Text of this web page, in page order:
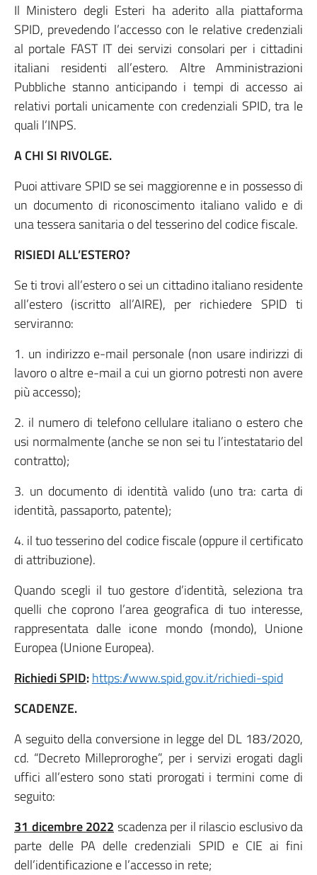
Il Ministero degli Esteri ha aderito alla piattaforma
SPID, prevedendo l’accesso con le relative credenziali
al portale FAST IT dei servizi consolari per i cittadini
italiani residenti all’estero. Altre Amministrazioni
Pubbliche stanno anticipando i tempi di accesso ai
relativi portali unicamente con credenziali SPID, tra le
quali l’INPS.
A CHI SI RIVOLGE.
Puoi attivare SPID se sei maggiorenne e in possesso di
un documento di riconoscimento italiano valido e di
una tessera sanitaria o del tesserino del codice fiscale.
RISIEDI ALL’ESTERO?
Se ti trovi all’estero o sei un cittadino italiano residente
all’estero (iscritto all’AIRE), per richiedere SPID ti
serviranno:
1. un indirizzo e-mail personale (non usare indirizzi di
lavoro o altre e-mail a cui un giorno potresti non avere
più accesso);
2. il numero di telefono cellulare italiano o estero che
usi normalmente (anche se non sei tu l’intestatario del
contratto);
3. un documento di identità valido (uno tra: carta di
identità, passaporto, patente);
4. il tuo tesserino del codice fiscale (oppure il certificato
di attribuzione).
Quando scegli il tuo gestore d’identità, seleziona tra
quelli che coprono l’area geografica di tuo interesse,
rappresentata dalle icone mondo (mondo), Unione
Europea (Unione Europea).
Richiedi SPID:https://www.spid.gov.it/richiedi-spid
SCADENZE.
A seguito della conversione in legge del DL 183/2020,
cd. “Decreto Milleproroghe”, per i servizi erogati dagli
uffici all’estero sono stati prorogati i termini come di
seguito:
31 dicembre 2022 scadenza per il rilascio esclusivo da
parte delle PA delle credenziali SPID e CIE ai fini
dell’identificazione e l’accesso in rete;